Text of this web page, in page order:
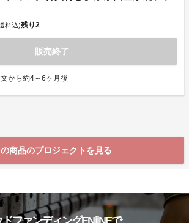
料込)残り2
販売終了
から約4～6ヶ月後
商品のプロジェクトを見る
ファンディングENjiNEで、